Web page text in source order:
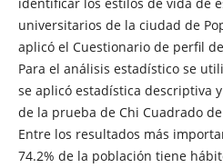
universitarios de la ciudad de
aplicó el Cuestionario de perfil
Para el análisis estadístico se
se aplicó estadística descriptiva
de la prueba de Chi Cuadrado
Entre los resultados más
74.2% de la población tiene